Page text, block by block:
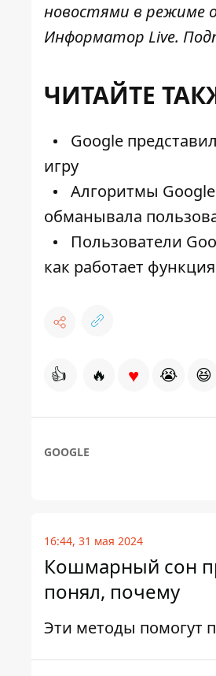
новостями в режиме
Информатор Live.
ЧИТАЙТЕ
Google
игру
Алгоритмы
обманывала
Пользователи
как работает функция
👍 🔥 ♥ 😭 😆
GOOGLE
16:44, 31 мая 2024
Кошмарный сон
понял, почему
Эти методы помогут